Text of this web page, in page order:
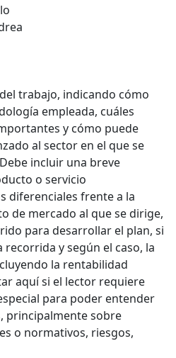
trabajo, indicando cómo
empleada, cuáles
y cómo puede
al sector en el que se
incluir una breve
o servicio
diferenciales frente a la
de mercado al que se dirige,
para desarrollar el plan, si
y según el caso, la
la rentabilidad
aquí si el lector requiere
para poder entender
principalmente sobre
o normativos, riesgos,